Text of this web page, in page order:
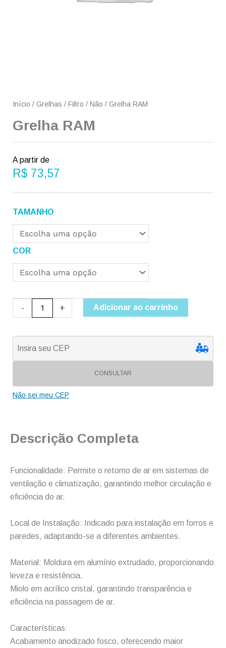
Início / Grelhas / Filtro / Não / Grelha RAM
Grelha RAM
A partir de
R$ 73,57
TAMANHO
COR
-
RAM
quantidade
+ Adicionar ao carrinho
CONSULTAR
Não sei meu CEP
Descrição Completa
Funcionalidade: Permite o retorno de ar em sistemas de
ventilação e climatização, garantindo melhor circulação e
eficiência do ar.
Local de Instalação: Indicado para instalação em forros e
paredes, adaptando-se a diferentes ambientes.
Material: Moldura em alumínio extrudado, proporcionando
leveza e resistência.
Miolo em acrílico cristal, garantindo transparência e
eficiência na passagem de ar.
Características:
Acabamento anodizado fosco, oferecendo maior